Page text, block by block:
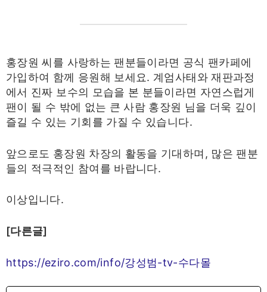
홍장원 씨를 사랑하는 팬분들이라면 공식 팬카페에
가입하여 함께 응원해 보세요. 계엄사태와 재판과정
에서 진짜 보수의 모습을 본 분들이라면 자연스럽게
팬이 될 수 밖에 없는 큰 사람 홍장원 님을 더욱 깊이
즐길 수 있는 기회를 가질 수 있습니다.
앞으로도 홍장원 차장의 활동을 기대하며, 많은 팬분
들의 적극적인 참여를 바랍니다.
이상입니다.
[다른글]
https://eziro.com/info/강성범-tv-수다몰